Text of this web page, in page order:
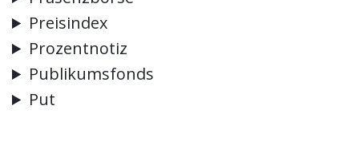
Preisindex
Prozentnotiz
Publikumsfonds
Put